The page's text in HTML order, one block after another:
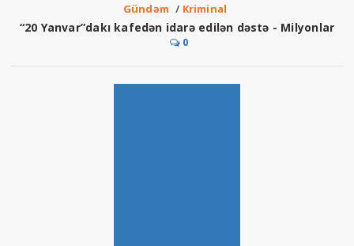
Gündəm / Kriminal
“20 Yanvar”dakı kafedən idarə edilən dəstə - Milyonlar
0